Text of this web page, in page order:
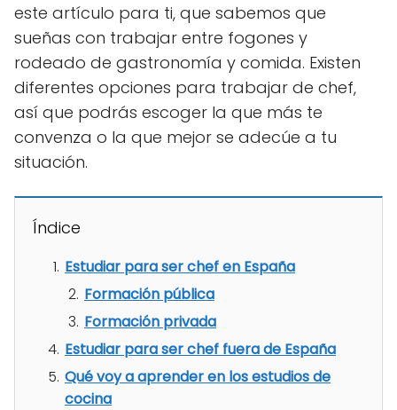
este artículo para ti, que sabemos que
sueñas con trabajar entre fogones y
rodeado de gastronomía y comida. Existen
diferentes opciones para trabajar de chef,
así que podrás escoger la que más te
convenza o la que mejor se adecúe a tu
situación.
Índice
Estudiar para ser chef en España
Formación pública
Formación privada
Estudiar para ser chef fuera de España
Qué voy a aprender en los estudios de
cocina